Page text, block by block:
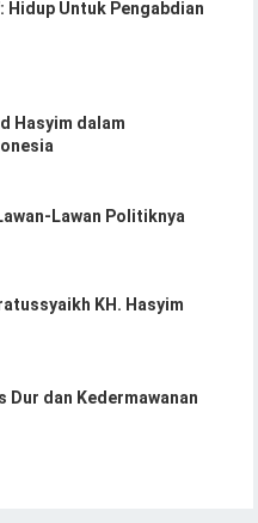
Hidup Untuk Pengabdian
Hasyim dalam
Lawan Politiknya
KH. Hasyim
Dur dan Kedermawanan